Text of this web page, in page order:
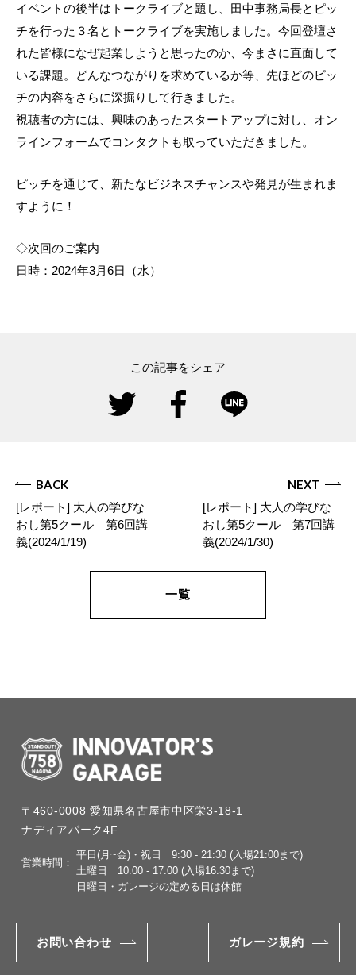
イベントの後半はトークライブと題し、田中事務局長とピッ
チを行った３名とトークライブを実施しました。今回登壇さ
れた皆様になぜ起業しようと思ったのか、今まさに直面して
いる課題。どんなつながりを求めているか等、先ほどのピッ
チの内容をさらに深掘りして行きました。
視聴者の方には、興味のあったスタートアップに対し、オン
ラインフォームでコンタクトも取っていただきました。
ピッチを通じて、新たなビジネスチャンスや発見が生まれま
すように！
◇次回のご案内
日時：2024年3月6日（水）
この記事をシェア
BACK
[レポート] 大人の学びな
おし第5クール 第6回講
義(2024/1/19)
一覧
NEXT
[レポート] 大人の学びな
おし第5クール 第7回講
義(2024/1/30)
〒460-0008 愛知県名古屋市中区栄3-18-1
ナディアパーク4F
営業時間：
平日(月~金)・祝日
9:30 - 21:30 (入場21:00まで)
土曜日
10:00 - 17:00 (入場16:30まで)
日曜日・ガレージの定める日は休館
お問い合わせ ガレージ規約